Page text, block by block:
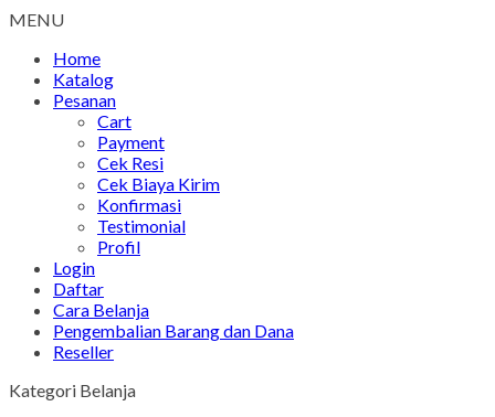
MENU
Home
Katalog
Pesanan
Cart
Payment
Cek Resi
Cek Biaya Kirim
Konfirmasi
Testimonial
Profil
Login
Daftar
Cara Belanja
Pengembalian Barang dan Dana
Reseller
Kategori Belanja